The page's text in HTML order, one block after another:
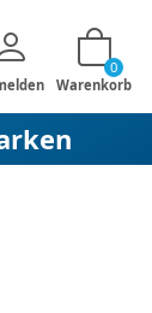
Warenkorb
0